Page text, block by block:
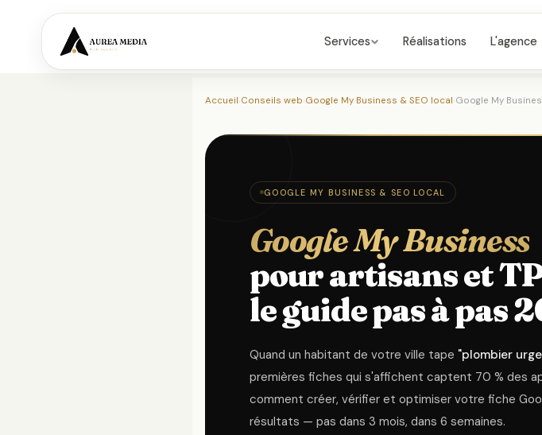
Services Réalisations L'agence
Accueil Conseils web Google My Business & SEO local Google My
GOOGLE MY BUSINESS & SEO LOCAL
Google My Business
pour artisans et
le guide pas à pas
Quand un habitant de votre ville tape "plombier
premières fiches qui s'affichent captent 70 % des
comment créer, vérifier et optimiser votre fiche
résultats — pas dans 3 mois, dans 6 semaines.